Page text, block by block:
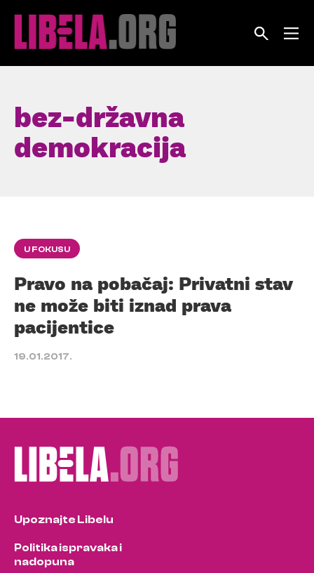
bez-državna
demokracija
U FOKUSU
Pravo na pobačaj: Privatni stav
ne može biti iznad prava
pacijentice
19.01.2017.
Upoznajte Libelu
Politika ispravaka i
nadopuna